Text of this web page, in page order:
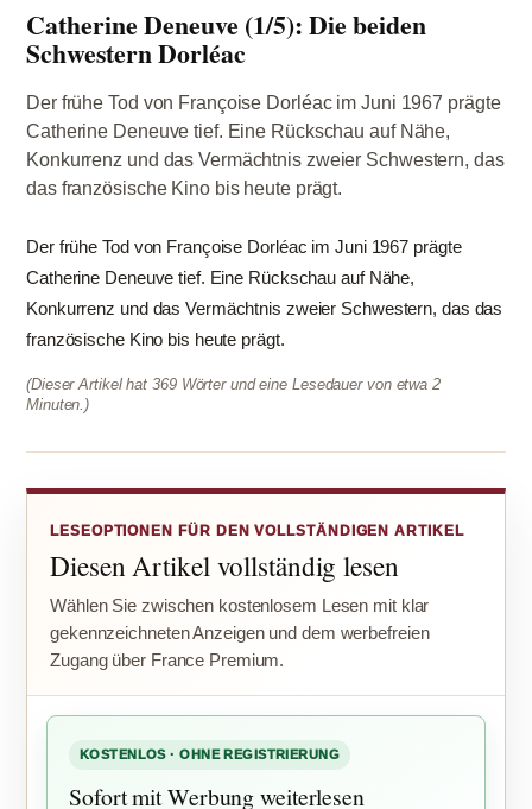
Catherine Deneuve (1/5): Die beiden
Schwestern Dorléac
Der frühe Tod von Françoise Dorléac im Juni 1967 prägte
Catherine Deneuve tief. Eine Rückschau auf Nähe,
Konkurrenz und das Vermächtnis zweier Schwestern, das
das französische Kino bis heute prägt.
Der frühe Tod von Françoise Dorléac im Juni 1967 prägte
Catherine Deneuve tief. Eine Rückschau auf Nähe,
Konkurrenz und das Vermächtnis zweier Schwestern, das das
französische Kino bis heute prägt.
(Dieser Artikel hat 369 Wörter und eine Lesedauer von etwa 2
Minuten.)
LESEOPTIONEN FÜR DEN VOLLSTÄNDIGEN ARTIKEL
Diesen Artikel vollständig lesen
Wählen Sie zwischen kostenlosem Lesen mit klar
gekennzeichneten Anzeigen und dem werbefreien
Zugang über France Premium.
KOSTENLOS · OHNE REGISTRIERUNG
Sofort mit Werbung weiterlesen